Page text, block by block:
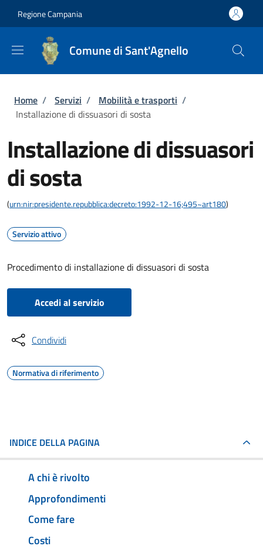
Regione Campania
Comune di Sant'Agnello
Briciole di pane
Home / Servizi / Mobilità e trasporti /
Installazione di dissuasori di sosta
Installazione di dissuasori
di sosta
(urn:nir:presidente.repubblica:decreto:1992-12-16;495~art180)
Servizio attivo
Procedimento di installazione di dissuasori di sosta
Accedi al servizio
Condividi
Normativa di riferimento
INDICE DELLA PAGINA
A chi è rivolto
Approfondimenti
Come fare
Costi